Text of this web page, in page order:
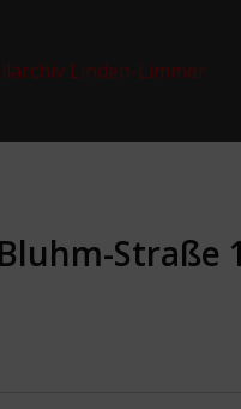
Straße